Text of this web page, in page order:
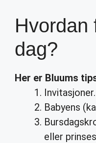
Hvordan
dag?
Her er Bluums
Invitasjoner.
Babyens
eller